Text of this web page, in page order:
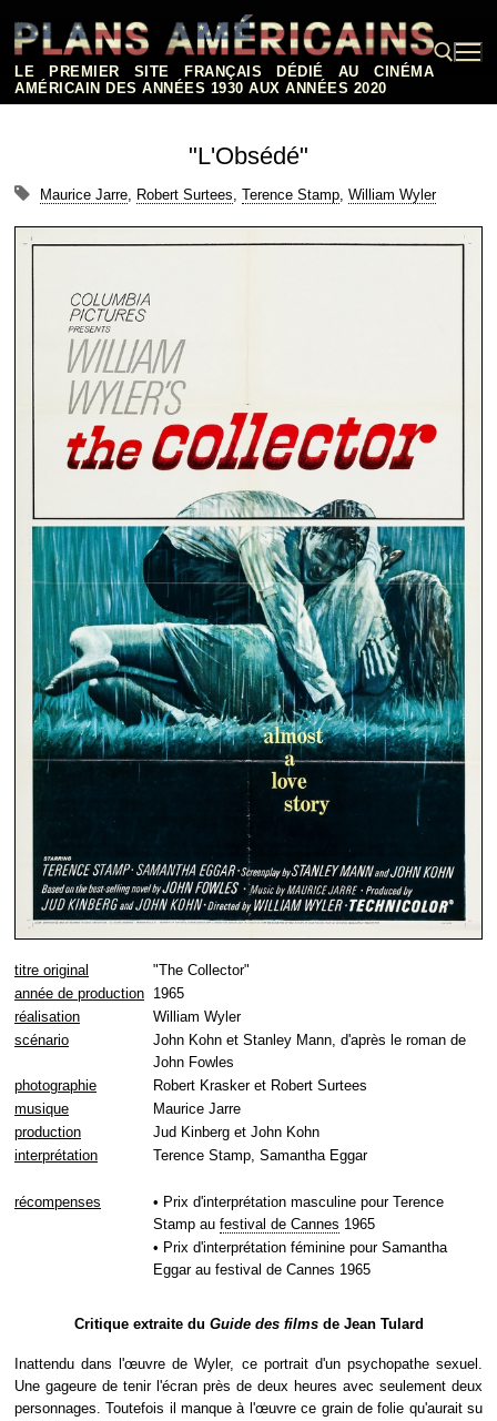
contenu
LE PREMIER SITE FRANÇAIS DÉDIÉ AU CINÉMA
AMÉRICAIN DES ANNÉES 1930 AUX ANNÉES 2020
"L'Obsédé"
Maurice Jarre, Robert Surtees, Terence Stamp, William Wyler
titre original
"The Collector"
année de production 1965
réalisation
William Wyler
scénario
John Kohn et Stanley Mann, d'après le roman de
John Fowles
photographie
Robert Krasker et Robert Surtees
musique
Maurice Jarre
production
Jud Kinberg et John Kohn
interprétation
Terence Stamp, Samantha Eggar
récompenses
• Prix d'interprétation masculine pour Terence
Stamp au festival de Cannes 1965
• Prix d'interprétation féminine pour Samantha
Eggar au festival de Cannes 1965
Critique extraite du Guide des filmsde Jean Tulard
Inattendu dans l'œuvre de Wyler, ce portrait d'un psychopathe sexuel.
Une gageure de tenir l'écran près de deux heures avec seulement deux
personnages. Toutefois il manque à l'œuvre ce grain de folie qu'aurait su